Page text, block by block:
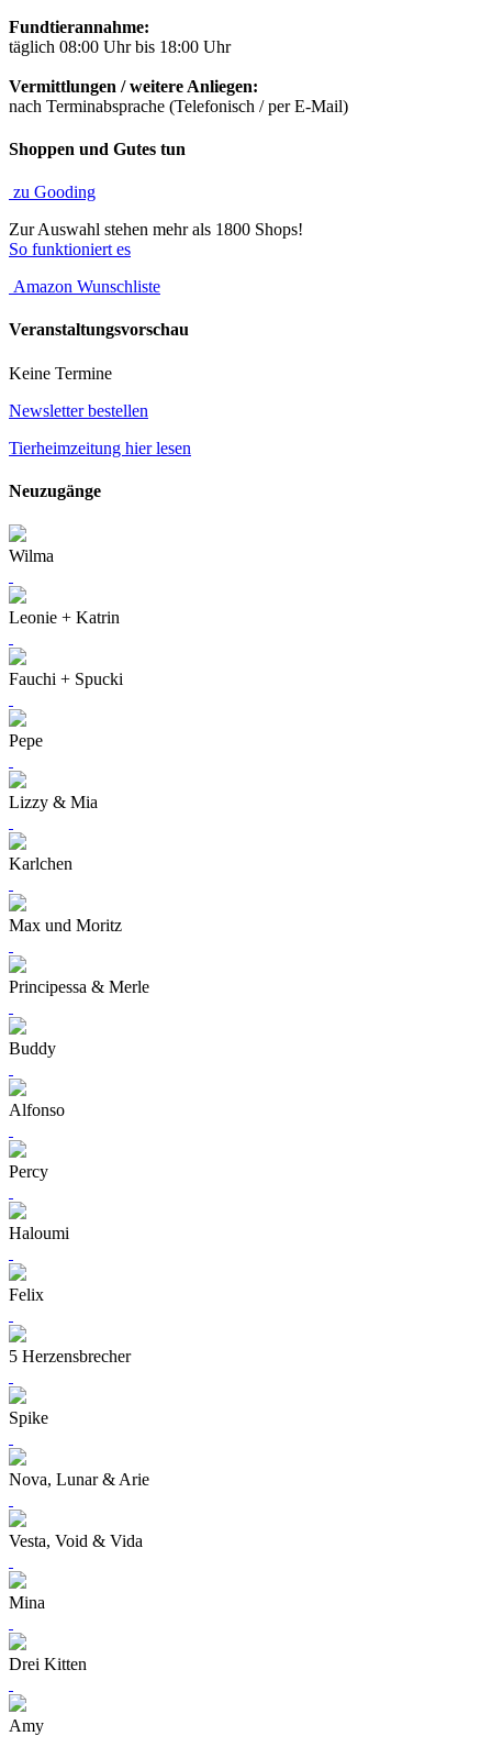
Fundtierannahme:
täglich 08:00 Uhr bis 18:00 Uhr
Vermittlungen / weitere Anliegen:
nach Terminabsprache (Telefonisch / per E-Mail)
Shoppen und Gutes tun
zu Gooding
Zur Auswahl stehen mehr als 1800 Shops!
So funktioniert es
Amazon Wunschliste
Veranstaltungsvorschau
Keine Termine
Newsletter bestellen
Tierheimzeitung hier lesen
Neuzugänge
Wilma
Leonie + Katrin
Fauchi + Spucki
Pepe
Lizzy & Mia
Karlchen
Max und Moritz
Principessa & Merle
Buddy
Alfonso
Percy
Haloumi
Felix
5 Herzensbrecher
Spike
Nova, Lunar & Arie
Vesta, Void & Vida
Mina
Drei Kitten
Amy